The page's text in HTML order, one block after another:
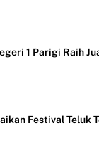
1 Parigi Raih
Festival Teluk